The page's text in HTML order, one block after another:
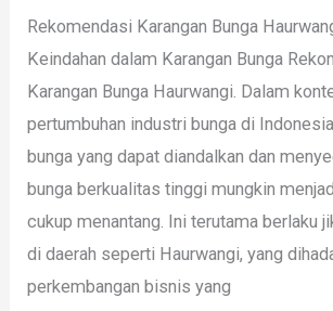
Rekomendasi Karangan Bunga
Keindahan dalam Karangan Bunga
Karangan Bunga Haurwangi. Dalam
pertumbuhan industri bunga di
bunga yang dapat diandalkan dan
bunga berkualitas tinggi mungkin
cukup menantang. Ini terutama berlaku
di daerah seperti Haurwangi, yang
perkembangan bisnis yang